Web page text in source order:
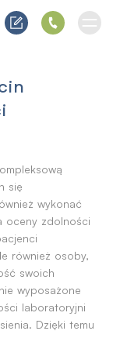
się
wykonać
oceny zdolności
również osoby,
swoich
wyposażone
laboratoryjni
Dzięki temu